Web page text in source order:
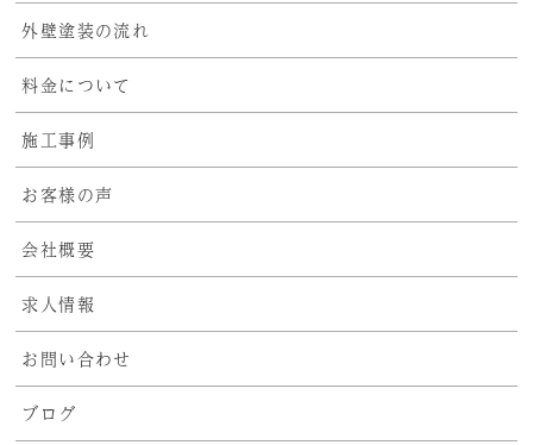
外壁塗装の流れ
料金について
施工事例
お客様の声
会社概要
求人情報
お問い合わせ
ブログ